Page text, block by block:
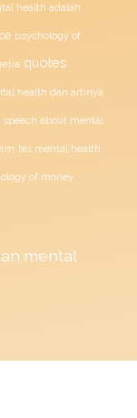
health adalah
psychology of
quotes
health dan artinya
speech about mental
tes mental health
of money
mental